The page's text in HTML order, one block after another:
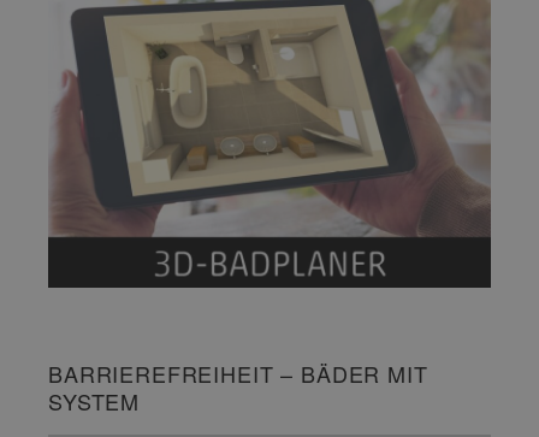
BARRIEREFREIHEIT – BÄDER MIT
SYSTEM